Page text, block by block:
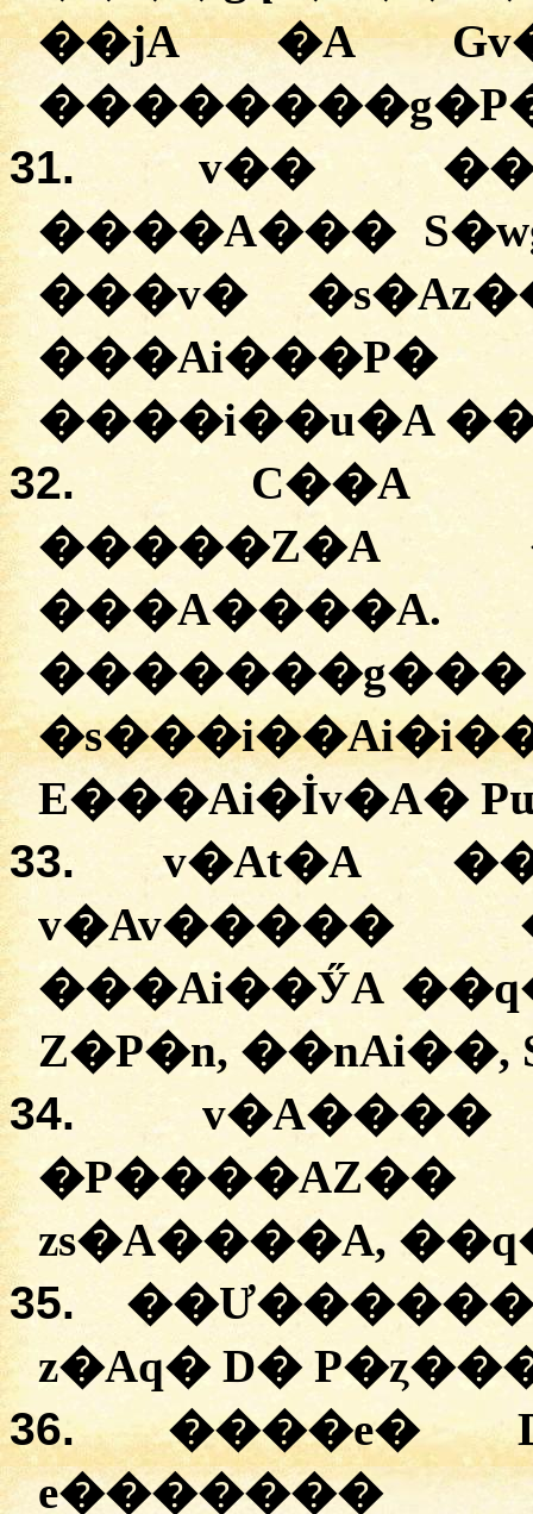
��jA�A
��
31.
v���
����A���
���v��
���Ai���P�
����i��u�A
32.
�����Z�A
���A����A
�������g���
�
E���Ai�İv�A�
33.
v�At�A
v�Av�����
���Ai��ӲA �
Z�P�n, ��nAi��,
34.
v�A����
�P����AZ��
zs�A����A, �
35.
�
z�Aq�D�
36.
����e�
e�������